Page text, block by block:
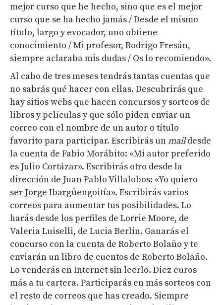
mejor curso que he hecho, sino que es el mejor
curso que se ha hecho jamás / Desde el mismo
título, largo y evocador, uno obtiene
conocimiento / Mi profesor, Rodrigo Fresán,
siempre aclaraba mis dudas / Os lo recomiendo».
Al cabo de tres meses tendrás tantas cuentas que
no sabrás qué hacer con ellas. Descubrirás que
hay sitios webs que hacen concursos y sorteos de
libros y películas y que sólo piden enviar un
correo con el nombre de un autor o título
favorito para participar. Escribirás unmaildesde
la cuenta de Fabio Morábito: «Mi autor preferido
es Julio Cortázar». Escribirás otro desde la
dirección de Juan Pablo Villalobos: «Yo quiero
ser Jorge Ibargüengoitía». Escribirás varios
correos para aumentar tus posibilidades. Lo
harás desde los perfiles de Lorrie Moore, de
Valeria Luiselli, de Lucia Berlin. Ganarás el
concurso con la cuenta de Roberto Bolaño y te
enviarán un libro de cuentos de Roberto Bolaño.
Lo venderás en Internet sin leerlo. Diez euros
más a tu cartera. Participarás en más sorteos con
el resto de correos que has creado. Siempre